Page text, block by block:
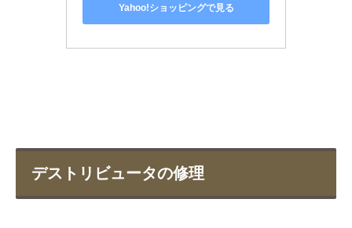
Yahoo!ショッピングで見る
デストリビュータの修理